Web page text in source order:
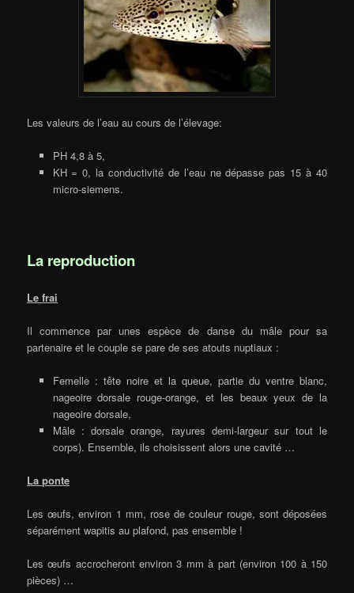
Les valeurs de l’eau au cours de l’élevage:
PH 4,8 à 5,
KH = 0, la conductivité de l’eau ne dépasse pas 15 à 40
micro-siemens.
La reproduction
Le frai
Il commence par unes espèce de danse du mâle pour sa
partenaire et le couple se pare de ses atouts nuptiaux :
Femelle : tête noire et la queue, partie du ventre blanc,
nageoire dorsale rouge-orange, et les beaux yeux de la
nageoire dorsale,
Mâle : dorsale orange, rayures demi-largeur sur tout le
corps). Ensemble, ils choisissent alors une cavité …
La ponte
Les œufs, environ 1 mm, rose de couleur rouge, sont déposées
séparément wapitis au plafond, pas ensemble !
Les œufs accrocheront environ 3 mm à part (environ 100 à 150
pièces) …